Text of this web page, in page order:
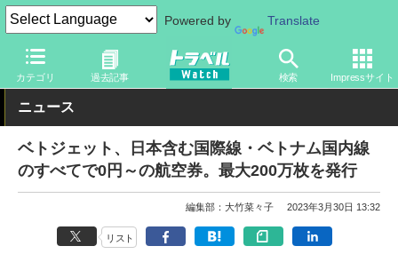
Powered by Translate
カテゴリ 過去記事 検索 Impressサイト
トラベル Watch 企業・政府・官庁 海外エアライン
ニュース
ベトジェット、日本含む国際線・ベトナム国内線
のすべてで0円～の航空券。最大200万枚を発行
編集部：大竹菜々子 2023年3月30日 13:32
リスト